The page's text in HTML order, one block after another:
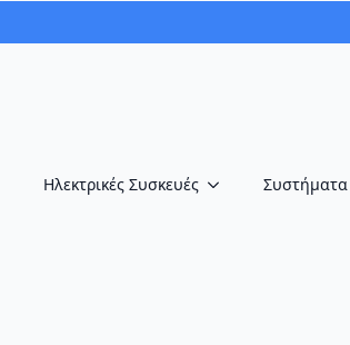
Ηλεκτρικές Συσκευές Συστήματα